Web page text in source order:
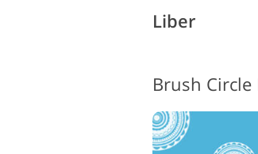
Liber